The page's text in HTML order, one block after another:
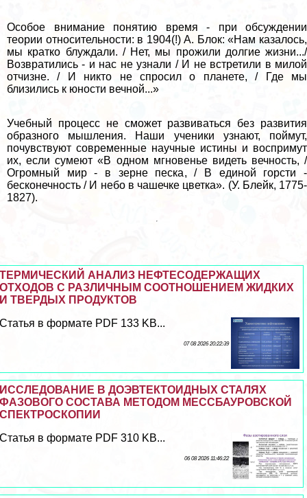
Особое внимание понятию время - при обсуждении
теории относительности: в 1904(!) А. Блок: «Нам казалось,
мы кратко блуждали. / Нет, мы прожили долгие жизни.../
Возвратились - и нас не узнали / И не встретили в милой
отчизне. / И никто не спросил о планете, / Где мы
близились к юности вечной...»
Учебный процесс не сможет развиваться без развития
образного мышления. Наши ученики узнают, поймут,
почувствуют современные научные истины и воспримут
их, если сумеют «В одном мгновенье видеть вечность, /
Огромный мир - в зерне песка, / В единой горсти -
бесконечность / И небо в чашечке цветка». (У. Блейк, 1775-
1827).
ТЕРМИЧЕСКИЙ АНАЛИЗ НЕФТЕСОДЕРЖАЩИХ
ОТХОДОВ С РАЗЛИЧНЫМ СООТНОШЕНИЕМ ЖИДКИХ
И ТВЕРДЫХ ПРОДУКТОВ
Статья в формате PDF 133 KB...
07 08 2026 20:22:39
ИССЛЕДОВАНИЕ В ДОЭВТЕКТОИДНЫХ СТАЛЯХ
ФАЗОВОГО СОСТАВА МЕТОДОМ МЕССБАУРОВСКОЙ
СПЕКТРОСКОПИИ
Статья в формате PDF 310 KB...
06 08 2026 11:46:22